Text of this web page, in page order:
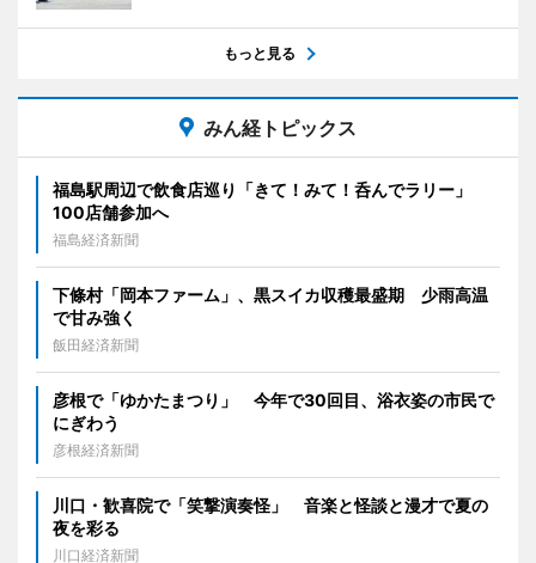
もっと見る
みん経トピックス
福島駅周辺で飲食店巡り「きて！みて！呑んでラリー」
100店舗参加へ
福島経済新聞
下條村「岡本ファーム」、黒スイカ収穫最盛期 少雨高温
で甘み強く
飯田経済新聞
彦根で「ゆかたまつり」 今年で30回目、浴衣姿の市民で
にぎわう
彦根経済新聞
川口・歓喜院で「笑撃演奏怪」 音楽と怪談と漫才で夏の
夜を彩る
川口経済新聞